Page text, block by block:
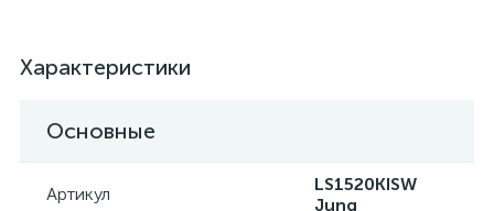
Характеристики
Основные
Артикул
LS1520KISW
Jung